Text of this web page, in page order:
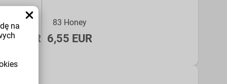
na
83 Honey
EUR
83 Honey
6,55 EUR